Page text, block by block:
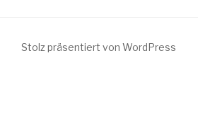
Stolz präsentiert von WordPress